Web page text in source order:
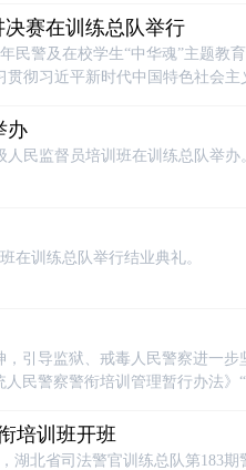
赛在训练总队举行
民警及在校学生“中华魂”主题教
彻习近平新时代中国特色社会
办
人民监督员培训班在训练总队举
在训练总队举行结业典礼。
引导监狱、戒毒人民警察进一
民警察警衔培训管理暂行办法》
，省戒毒局党委委员、政治部主
培训班开班
湖北省司法警官训练总队第183